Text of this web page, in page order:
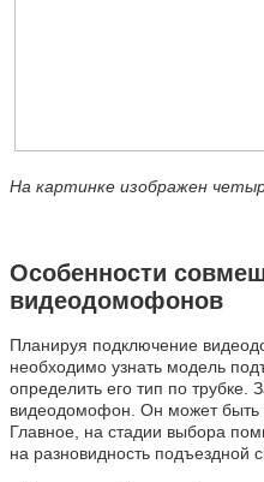
На картинке изображен
Особенности
видеодомофонов
Планируя подключение
необходимо узнать модель
определить его тип по трубке.
видеодомофон. Он может быть
Главное, на стадии выбора
на разновидность подъездной